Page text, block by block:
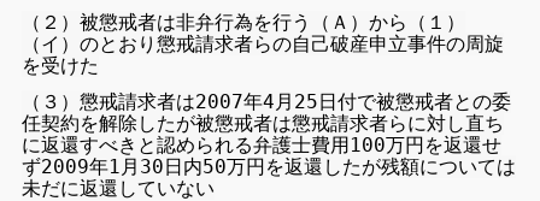
（２）被懲戒者は非弁行為を行う（Ａ）から（１）
（イ）のとおり懲戒請求者らの自己破産申立事件の周旋
を受けた
（３）懲戒請求者は2007年4月25日付で被懲戒者との委
任契約を解除したが被懲戒者は懲戒請求者らに対し直ち
に返還すべきと認められる弁護士費用100万円を返還せ
ず2009年1月30日内50万円を返還したが残額については
未だに返還していない